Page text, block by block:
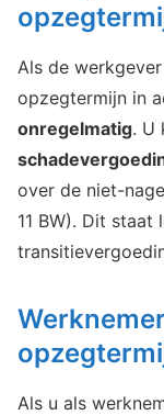
Als de
opzegtermijn in
onregelmatig. U
over de niet-
11 BW). Dit
Als u als